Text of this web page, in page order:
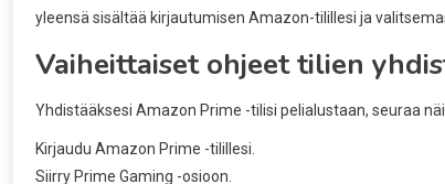
yleensä sisältää kirjautumisen Amazon-tilillesi ja
Vaiheittaiset ohjeet tilien
Yhdistääksesi Amazon Prime -tilisi pelialustaan, seuraa
Kirjaudu Amazon Prime -tilillesi.
Siirry Prime Gaming -osioon.